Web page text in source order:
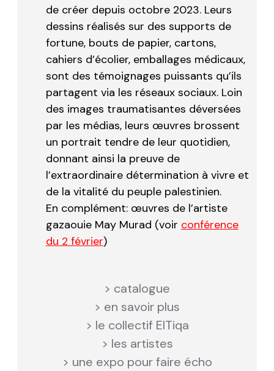
de créer depuis octobre 2023. Leurs
dessins réalisés sur des supports de
fortune, bouts de papier, cartons,
cahiers d’écolier, emballages médicaux,
sont des témoignages puissants qu’ils
partagent via les réseaux sociaux. Loin
des images traumatisantes déversées
par les médias, leurs œuvres brossent
un portrait tendre de leur quotidien,
donnant ainsi la preuve de
l’extraordinaire détermination à vivre et
de la vitalité du peuple palestinien.
En complément: œuvres de l’artiste
gazaouie May Murad (voir conférence
du 2 février)
> catalogue
> en savoir plus
> le collectif ElTiqa
> les artistes
> une expo pour faire écho